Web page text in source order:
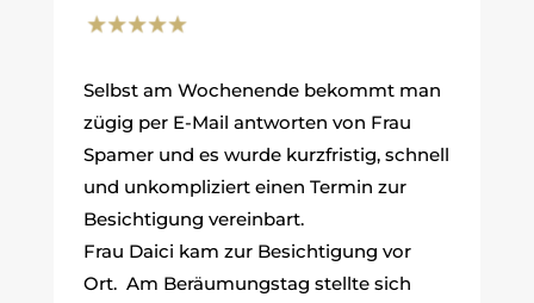
Selbst am Wochenende bekommt man
zügig per E-Mail antworten von Frau
Spamer und es wurde kurzfristig, schnell
und unkompliziert einen Termin zur
Besichtigung vereinbart.
Frau Daici kam zur Besichtigung vor
Ort. Am Beräumungstag stellte sich